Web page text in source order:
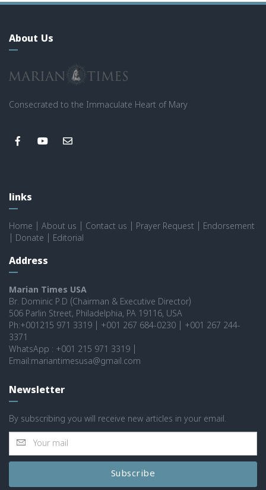
About Us
Consecrated to the Immaculate Heart of Mary
links
Home About us Contact us Prayer Request
Endorsement
Donate Editorial
Address
Marian Times USA
Br. Dominic P.D (Chairman & Executive Director)
506 Parlin Street, Philadelphia, PA 19116, USA
Ph:+001215 971 3319 | +001 267 684-0230 | +001 267 244-
3371
WhatsApp : +001 215 971 3319 |
Email:mariantimesusa@gmail.com
Newsletter
By subscribing you will receive new articles in your email.
Subscribe